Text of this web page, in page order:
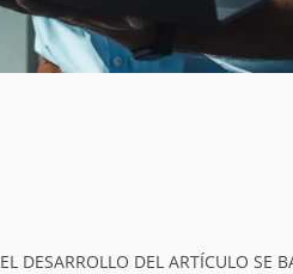
EL DESARROLLO DEL ARTÍCULO SE